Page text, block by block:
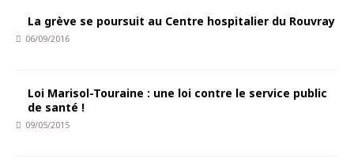
La grève se poursuit au Centre hospitalier du Rouvray
06/09/2016
Loi Marisol-Touraine : une loi contre le service public
de santé !
09/05/2015